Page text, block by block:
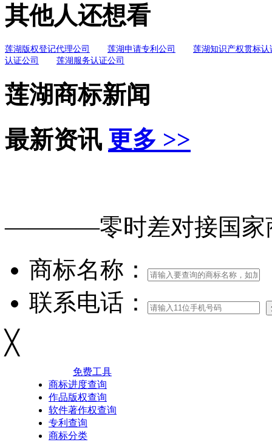
其他人还想看
莲湖版权登记代理公司 莲湖申请专利公司
莲湖知识产权贯标认
认证公司
莲湖服务认证公司
莲湖商标新闻
最新资讯 更多 >>
————零时差对接国
商标名称：
联系电话：
╳
免费工具
商标进度查询
作品版权查询
软件著作权查询
专利查询
商标分类